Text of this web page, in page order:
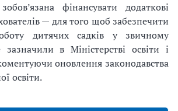
фінансувати додаткові
— для того щоб забезпечити
дитячих садків у звичному
в Міністерстві освіти і
оновлення законодавства
освіти.